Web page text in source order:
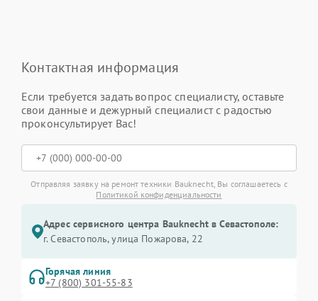
Контактная информация
Если требуется задать вопрос специалисту, оставьте
свои данные и дежурный специалист с радостью
проконсультирует Вас!
Отправляя заявку на ремонт техники Bauknecht, Вы соглашаетесь с
Политикой конфиденциальности
Адрес сервисного центра Bauknecht в Севастополе:
г. Севастополь, улица Пожарова, 22
Горячая линия
+7 (800) 301-55-83